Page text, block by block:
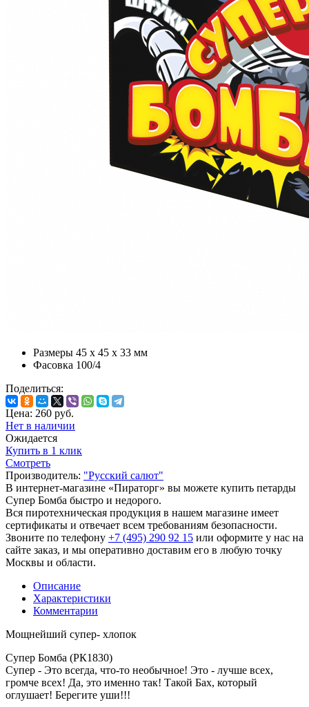
Размеры 45 x 45 x 33 мм
Фасовка 100/4
Поделиться:
Цена: 260 руб.
Нет в наличии
Ожидается
Купить в 1 клик
Смотреть
Производитель: "Русский салют"
В интернет-магазине «Пираторг» вы можете купить петарды
Супер Бомба быстро и недорого.
Вся пиротехническая продукция в нашем магазине имеет
сертификаты и отвечает всем требованиям безопасности.
Звоните по телефону +7 (495) 290 92 15 или оформите у нас на
сайте заказ, и мы оперативно доставим его в любую точку
Москвы и области.
Описание
Характеристики
Комментарии
Мощнейший супер- хлопок
Супер Бомба (РК1830)
Супер - Это всегда, что-то необычное! Это - лучше всех,
громче всех! Да, это именно так! Такой Бах, который
оглушает! Берегите уши!!!